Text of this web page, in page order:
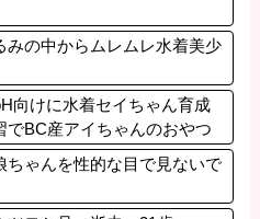
みの中からムレムレ水着美少
向けに水着セイちゃん育成
でBC産アイちゃんのおやつ
ちゃんを性的な目で見ないで